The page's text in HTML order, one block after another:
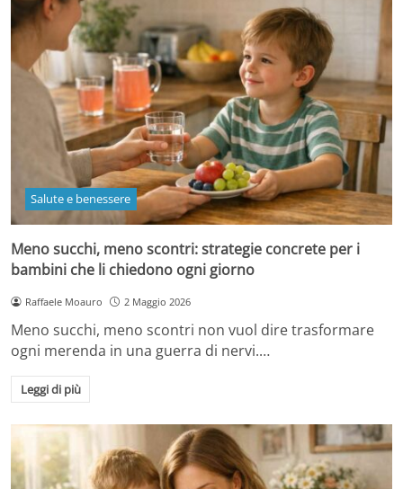
Salute e benessere
Meno succhi, meno scontri: strategie concrete per i
bambini che li chiedono ogni giorno
Raffaele Moauro 2 Maggio 2026
Meno succhi, meno scontri non vuol dire trasformare
ogni merenda in una guerra di nervi.…
Leggi di più